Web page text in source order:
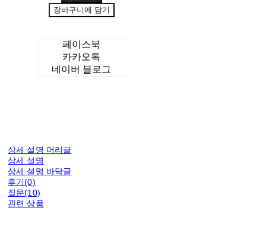
장바구니에 담기
페이스북
카카오톡
네이버 블로그
상세 설명 머리글
상세 설명
상세 설명 바닥글
후기(0)
질문(10)
관련 상품